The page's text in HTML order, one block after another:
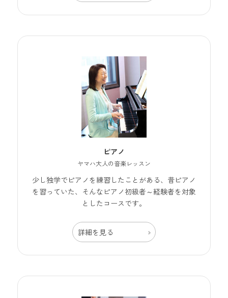
ピアノ
ヤマハ大人の音楽レッスン
少し独学でピアノを練習したことがある、昔ピアノ
を習っていた、そんなピアノ初級者～経験者を対象
としたコースです。
詳細を見る